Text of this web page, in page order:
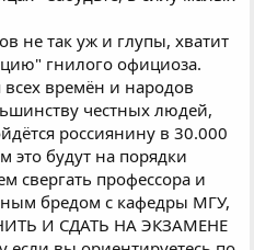
не так уж и глупы, хватит
гнилого официоза.
времён и народов
честных людей,
россиянину в 30.000
это будут на порядки
свергать профессора и
бредом с кафедры МГУ,
И СДАТЬ НА ЭКЗАМЕНЕ